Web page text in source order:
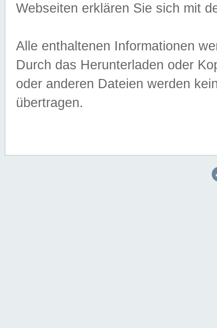
Webseiten erklären Sie sich mit
Alle enthaltenen Informationen
Durch das Herunterladen oder
oder anderen Dateien werden
übertragen.